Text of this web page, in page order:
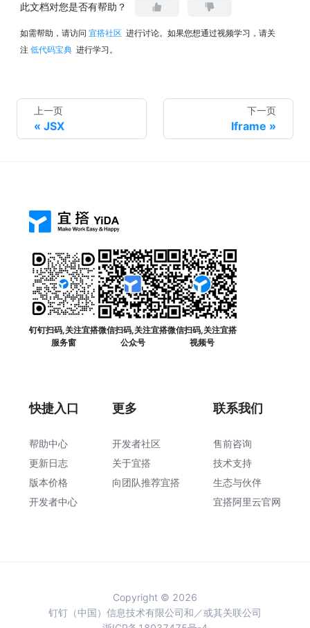
此文档对您是否有帮助？
如需帮助，请访问 宜搭社区 进行讨论。如果您想通过视频学习，请关
注 低代码宝典 进行学习。
上一页
JSX
下一页
Iframe
钉钉扫码,关注宜搭
服务窗
微信扫码,关注宜搭
公众号
微信扫码,关注宜搭
视频号
快捷入口
帮助中心
更新日志
版本价格
开发者中心
更多
开发者社区
关于宜搭
向团队推荐宜搭
联系我们
售前咨询
技术支持
生态与伙伴
宜搭阿里云官网
Copyright © 2026
钉钉（中国）信息技术有限公司和／或其关联公司